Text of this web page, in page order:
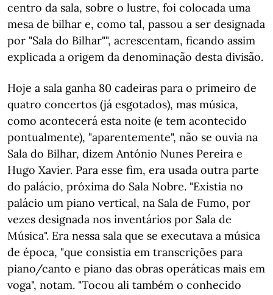
centro da sala, sobre o lustre, foi colocada uma
mesa de bilhar e, como tal, passou a ser designada
por "Sala do Bilhar"", acrescentam, ficando assim
explicada a origem da denominação desta divisão.
Hoje a sala ganha 80 cadeiras para o primeiro de
quatro concertos (já esgotados), mas música,
como acontecerá esta noite (e tem acontecido
pontualmente), "aparentemente", não se ouvia na
Sala do Bilhar, dizem António Nunes Pereira e
Hugo Xavier. Para esse fim, era usada outra parte
do palácio, próxima do Sala Nobre. "Existia no
palácio um piano vertical, na Sala de Fumo, por
vezes designada nos inventários por Sala de
Música". Era nessa sala que se executava a música
de época, "que consistia em transcrições para
piano/canto e piano das obras operáticas mais em
voga", notam. "Tocou ali também o conhecido